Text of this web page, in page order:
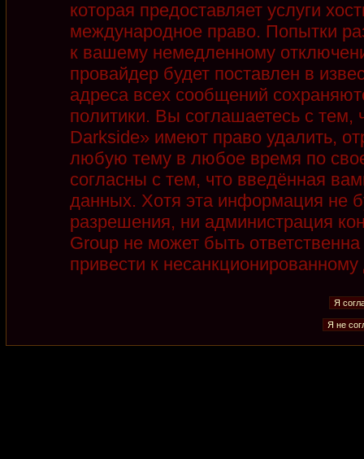
которая предоставляет услуги
международное право. Попытки
к вашему немедленному
провайдер будет поставлен в
адреса всех сообщений
политики. Вы соглашаетесь с
Darkside» имеют право удалить,
любую тему в любое время по
согласны с тем, что введённая
данных. Хотя эта информация не
разрешения, ни администрация
Group не может быть
привести к несанкционированному